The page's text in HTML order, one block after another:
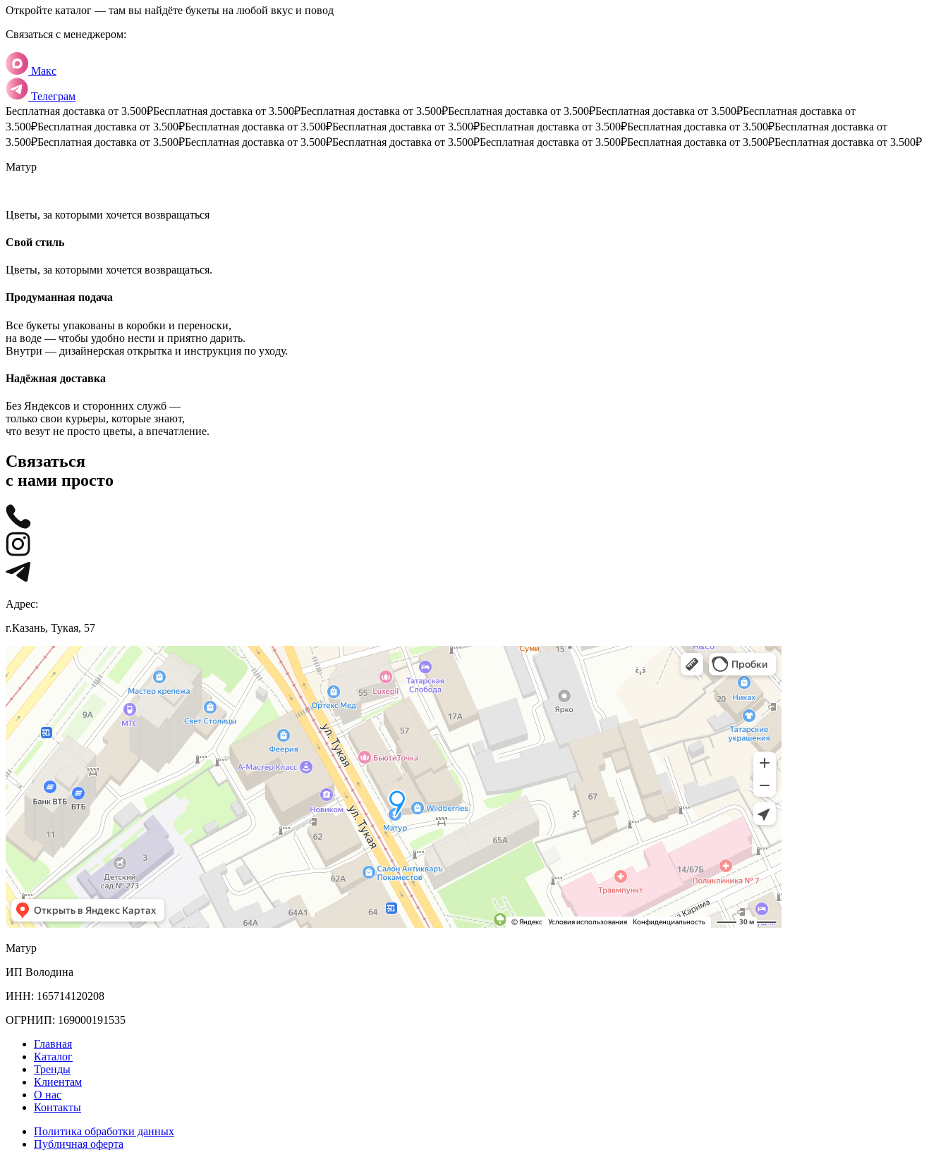
Откройте каталог — там вы найдёте букеты на любой вкус и повод
Связаться с менеджером:
Макс
Телеграм
Бесплатная доставка от 3.500₽Бесплатная доставка от 3.500₽Бесплатная доставка от 3.500₽Бесплатная доставка от 3.500₽Бесплатная доставка от 3.500₽Бесплатная доставка от
3.500₽Бесплатная доставка от 3.500₽Бесплатная доставка от 3.500₽Бесплатная доставка от 3.500₽Бесплатная доставка от 3.500₽Бесплатная доставка от 3.500₽Бесплатная доставка от
3.500₽Бесплатная доставка от 3.500₽Бесплатная доставка от 3.500₽Бесплатная доставка от 3.500₽Бесплатная доставка от 3.500₽Бесплатная доставка от 3.500₽Бесплатная доставка от 3.500₽
Матур
Цветы, за которыми хочется возвращаться
Свой стиль
Цветы, за которыми хочется возвращаться.
Продуманная подача
Все букеты упакованы в коробки и переноски,
на воде — чтобы удобно нести и приятно дарить.
Внутри — дизайнерская открытка и инструкция по уходу.
Надёжная доставка
Без Яндексов и сторонних служб —
только свои курьеры, которые знают,
что везут не просто цветы, а впечатление.
Связаться
с нами просто
Адрес:
г.Казань, Тукая, 57
Матур
ИП Володина
ИНН: 165714120208
ОГРНИП: 169000191535
Главная
Каталог
Тренды
Клиентам
О нас
Контакты
Политика обработки данных
Публичная оферта